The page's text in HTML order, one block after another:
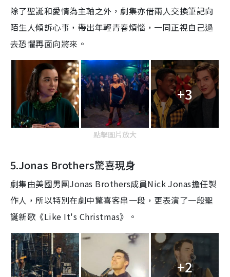
除了聖誕和愛情為主軸之外，劇集亦借兩人交換筆記向
陌生人傾訴心事，帶出年輕青春煩惱 ， 一同正視自己過
去恐懼再面向將來。
+3
點擊圖片放大
5.Jonas Brothers驚喜現身
劇集由美國男團Jonas Brothers成員Nick Jonas擔任製
作人，所以特別在劇中驚喜客串一段，更表演了一段聖
誕新歌《Like It's Christmas》。
+2